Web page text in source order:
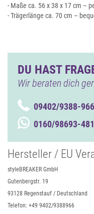
- Maße ca. 56 x 38 x 17 cm –
- Trägerlänge ca. 70 cm –
DU HAST
Wir beraten dich
09402/9388-966
0160/98693-481
Hersteller / EU
styleBREAKER GmbH
Gutenbergstr. 19
93128 Regenstauf / Deutschland
Telefon: +49 9402/9388966